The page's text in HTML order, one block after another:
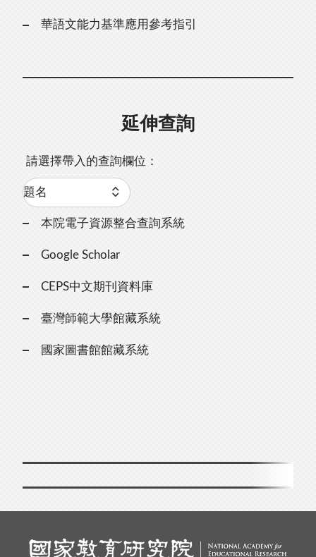
華語文能力基準應用參考指引
延伸查詢
請選擇帶入的查詢欄位：
本院電子資源整合查詢系統
Google Scholar
CEPS中文期刊資料庫
臺灣師範大學館藏系統
國家圖書館館藏系統